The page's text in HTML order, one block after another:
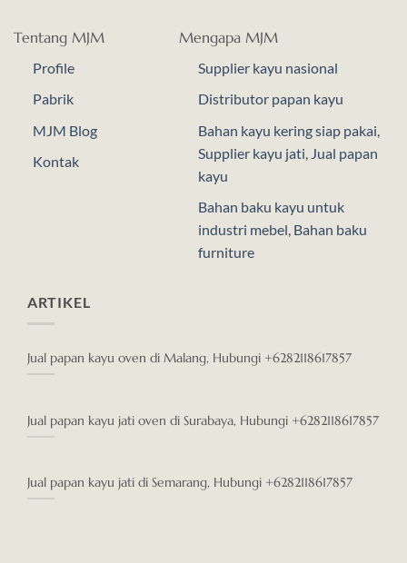
Tentang MJM
Profile
Pabrik
MJM Blog
Kontak
Mengapa MJM
Supplier kayu nasional
Distributor papan kayu
Bahan kayu kering siap pakai
Supplier kayu jati Jual papan
kayu
Bahan baku kayu untuk
industri mebel, Bahan baku
furniture
ARTIKEL
Jual papan kayu oven di Malang, Hubungi +6282118617857
Jual papan kayu jati oven di Surabaya, Hubungi +6282118617857
Jual papan kayu jati di Semarang, Hubungi +6282118617857